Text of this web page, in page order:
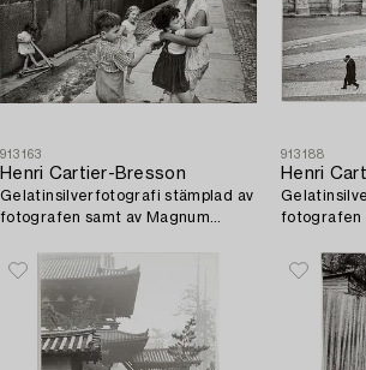
913163
Henri Cartier-Bresson
Gelatinsilverfotografi stämplad av
fotografen samt av Magnum
913188
Henri
fotografen